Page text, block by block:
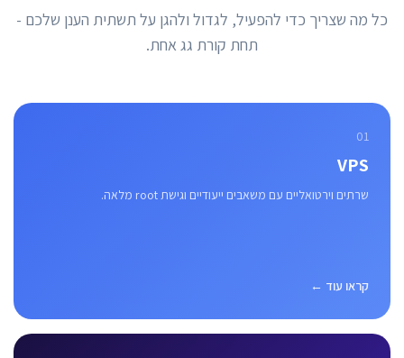
כל מה שצריך כדי להפעיל, לגדול ולהגן על תשתית הענן שלכם -
תחת קורת גג אחת.
01
VPS
שרתים וירטואליים עם משאבים ייעודיים וגישת root מלאה.
קראו עוד ←